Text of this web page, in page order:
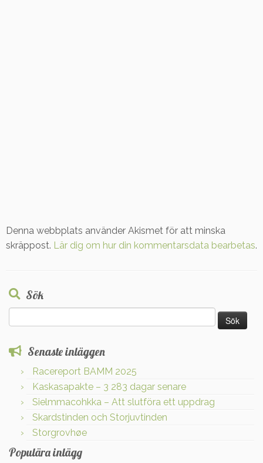
Denna webbplats använder Akismet för att minska
skräppost. Lär dig om hur din kommentarsdata bearbetas.
Sök
efter:
Senaste inläggen
Racereport BAMM 2025
Kaskasapakte – 3 283 dagar senare
Sielmmacohkka – Att slutföra ett uppdrag
Skardstinden och Storjuvtinden
Storgrovhøe
Populära inlägg